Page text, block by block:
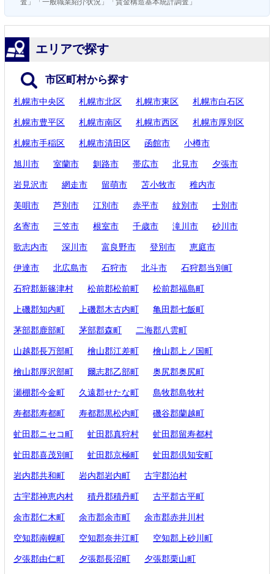
エリアで探す
市区町村から探す
札幌市中央区 札幌市北区 札幌市東区 札幌市白石区
札幌市豊平区 札幌市南区 札幌市西区 札幌市厚別区
札幌市手稲区 札幌市清田区 函館市 小樽市
旭川市 室蘭市 釧路市 帯広市 北見市 夕張市
岩見沢市 網走市 留萌市 苫小牧市 稚内市
美唄市 芦別市 江別市 赤平市 紋別市 士別市
名寄市 三笠市 根室市 千歳市 滝川市 砂川市
歌志内市 深川市 富良野市 登別市 恵庭市
伊達市 北広島市 石狩市 北斗市 石狩郡当別町
石狩郡新篠津村 松前郡松前町 松前郡福島町
上磯郡知内町 上磯郡木古内町 亀田郡七飯町
茅部郡鹿部町 茅部郡森町 二海郡八雲町
山越郡長万部町 檜山郡江差町 檜山郡上ノ国町
檜山郡厚沢部町 爾志郡乙部町 奥尻郡奥尻町
瀬棚郡今金町 久遠郡せたな町 島牧郡島牧村
寿都郡寿都町 寿都郡黒松内町 磯谷郡蘭越町
虻田郡ニセコ町 虻田郡真狩村 虻田郡留寿都村
虻田郡喜茂別町 虻田郡京極町 虻田郡倶知安町
岩内郡共和町 岩内郡岩内町 古宇郡泊村
古宇郡神恵内村 積丹郡積丹町 古平郡古平町
余市郡仁木町 余市郡余市町 余市郡赤井川村
空知郡南幌町 空知郡奈井江町 空知郡上砂川町
夕張郡由仁町 夕張郡長沼町 夕張郡栗山町